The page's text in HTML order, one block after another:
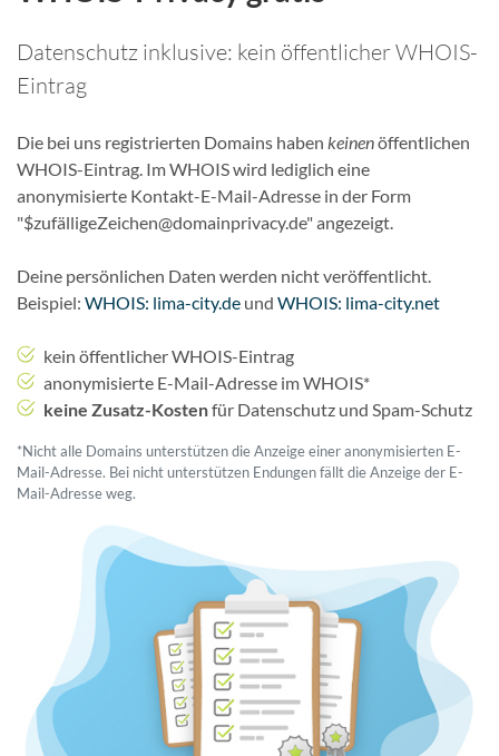
Datenschutz inklusive: kein öffentlicher WHOIS-
Eintrag
Die bei uns registrierten Domains haben keinenöffentlichen
WHOIS-Eintrag. Im WHOIS wird lediglich eine
anonymisierte Kontakt-E-Mail-Adresse in der Form
"$zufälligeZeichen@domainprivacy.de" angezeigt.
Deine persönlichen Daten werden nicht veröffentlicht.
Beispiel: WHOIS: lima-city.de und WHOIS: lima-city.net
kein öffentlicher WHOIS-Eintrag
anonymisierte E-Mail-Adresse im WHOIS*
keine Zusatz-Kostenfür Datenschutz und Spam-Schutz
*Nicht alle Domains unterstützen die Anzeige einer anonymisierten E-
Mail-Adresse. Bei nicht unterstützen Endungen fällt die Anzeige der E-
Mail-Adresse weg.